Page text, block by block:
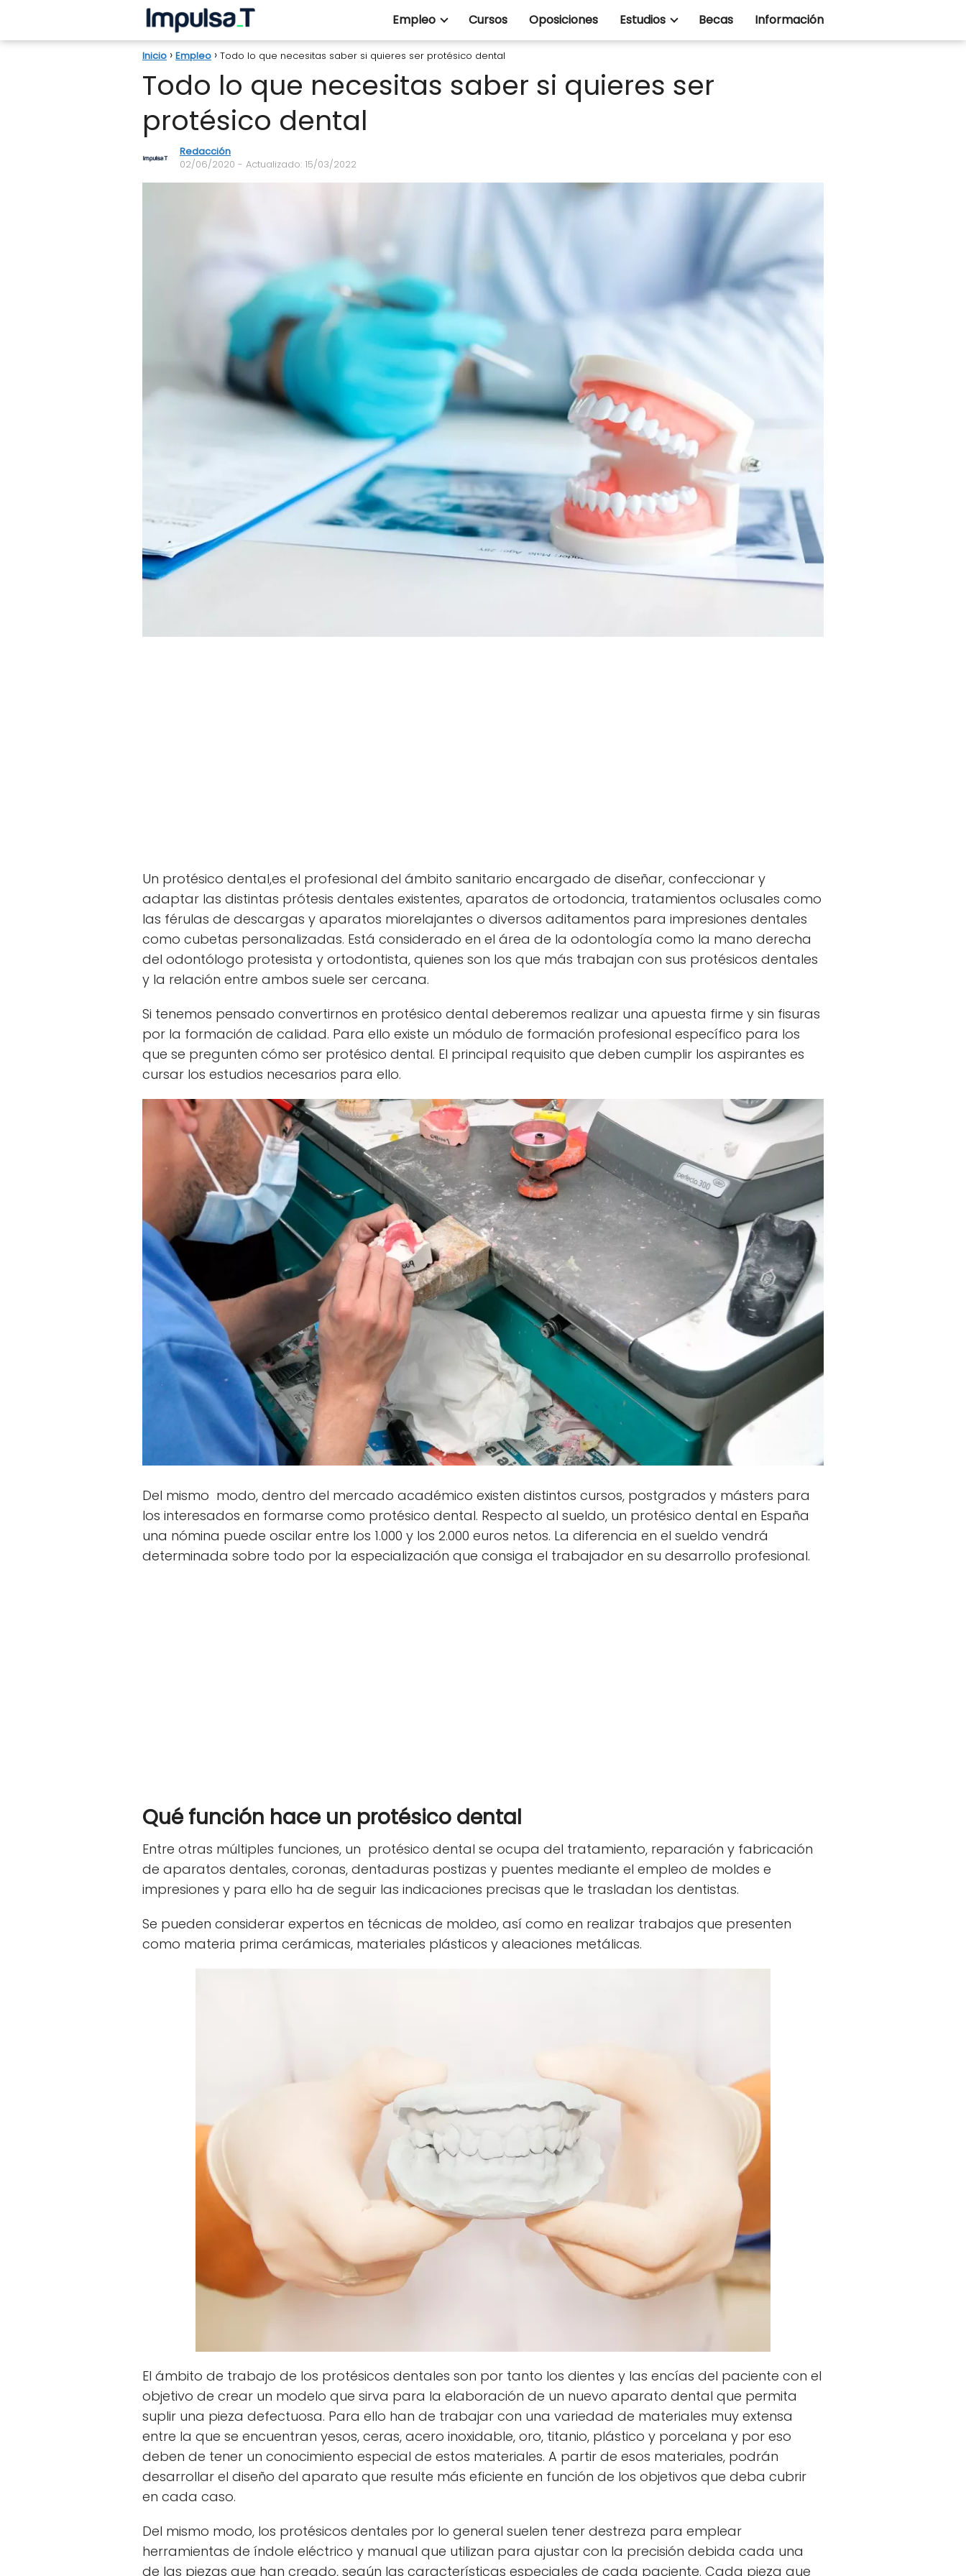
Empleo Cursos Oposiciones Estudios Becas Información
Inicio Empleo Todo lo que necesitas saber si quieres ser protésico dental
Todo lo que necesitas saber si quieres ser
protésico dental
Redacción
02/06/2020 - Actualizado: 15/03/2022
Un protésico dental,es el profesional del ámbito sanitario encargado de diseñar, confeccionar y
adaptar las distintas prótesis dentales existentes, aparatos de ortodoncia, tratamientos oclusales como
las férulas de descargas y aparatos miorelajantes o diversos aditamentos para impresiones dentales
como cubetas personalizadas. Está considerado en el área de la odontología como la mano derecha
del odontólogo protesista y ortodontista, quienes son los que más trabajan con sus protésicos dentales
y la relación entre ambos suele ser cercana.
Si tenemos pensado convertirnos en protésico dental deberemos realizar una apuesta firme y sin fisuras
por la formación de calidad. Para ello existe un módulo de formación profesional específico para los
que se pregunten cómo ser protésico dental. El principal requisito que deben cumplir los aspirantes es
cursar los estudios necesarios para ello.
Del mismo modo, dentro del mercado académico existen distintos cursos, postgrados y másters para
los interesados en formarse como protésico dental. Respecto al sueldo, un protésico dental en España
una nómina puede oscilar entre los 1.000 y los 2.000 euros netos. La diferencia en el sueldo vendrá
determinada sobre todo por la especialización que consiga el trabajador en su desarrollo profesional.
Qué función hace un protésico dental
Entre otras múltiples funciones, un protésico dental se ocupa del tratamiento, reparación y fabricación
de aparatos dentales, coronas, dentaduras postizas y puentes mediante el empleo de moldes e
impresiones y para ello ha de seguir las indicaciones precisas que le trasladan los dentistas.
Se pueden considerar expertos en técnicas de moldeo, así como en realizar trabajos que presenten
como materia prima cerámicas, materiales plásticos y aleaciones metálicas.
El ámbito de trabajo de los protésicos dentales son por tanto los dientes y las encías del paciente con el
objetivo de crear un modelo que sirva para la elaboración de un nuevo aparato dental que permita
suplir una pieza defectuosa. Para ello han de trabajar con una variedad de materiales muy extensa
entre la que se encuentran yesos, ceras, acero inoxidable, oro, titanio, plástico y porcelana y por eso
deben de tener un conocimiento especial de estos materiales. A partir de esos materiales, podrán
desarrollar el diseño del aparato que resulte más eficiente en función de los objetivos que deba cubrir
en cada caso.
Del mismo modo, los protésicos dentales por lo general suelen tener destreza para emplear
herramientas de índole eléctrico y manual que utilizan para ajustar con la precisión debida cada una
de las piezas que han creado, según las características especiales de cada paciente. Cada pieza que